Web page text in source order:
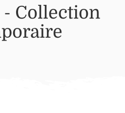
- Collection